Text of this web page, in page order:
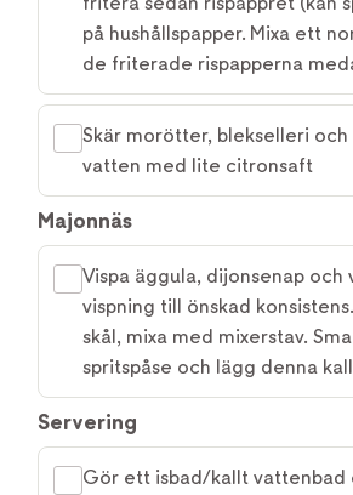
på hushållspapper. Mixa ett
de friterade rispapperna
Skär morötter, blekselleri
vatten med lite citronsaft
Majonnäs
Vispa äggula, dijonsenap
vispning till önskad
skål, mixa med mixerstav.
spritspåse och lägg denna
Servering
Gör ett isbad/kallt vattenbad